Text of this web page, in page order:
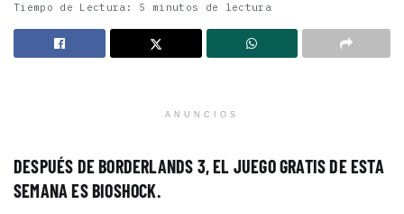
Tiempo de Lectura: 5 minutos de lectura
ANUNCIOS
DESPUÉS DE BORDERLANDS 3, EL JUEGO GRATIS DE ESTA
SEMANA ES BIOSHOCK.